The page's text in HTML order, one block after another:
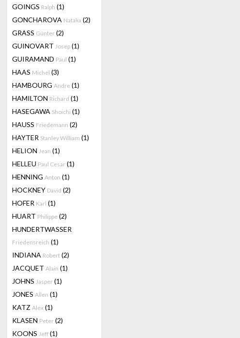
GOINGS Ralph (1)
GONCHAROVA Natalia (2)
GRASS Günter (2)
GUINOVART Josep (1)
GUIRAMAND Paul (1)
HAAS Michel (3)
HAMBOURG Andre (1)
HAMILTON Richard (1)
HASEGAWA Shoichi (1)
HAUSS Friedemann (2)
HAYTER Stanley William (1)
HELION Jean (1)
HELLEU Paul Cesar (1)
HENNING Anton (1)
HOCKNEY David (2)
HOFER Karl (1)
HUART Philippe (2)
HUNDERTWASSER
Friedensreich (1)
INDIANA Robert (2)
JACQUET Alain (1)
JOHNS Jasper (1)
JONES Allen (1)
KATZ Alex (1)
KLASEN Peter (2)
KOONS Jeff (1)